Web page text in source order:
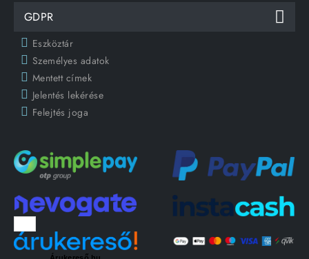
GDPR
Eszköztár
Személyes adatok
Mentett címek
Jelentés lekérése
Felejtés joga